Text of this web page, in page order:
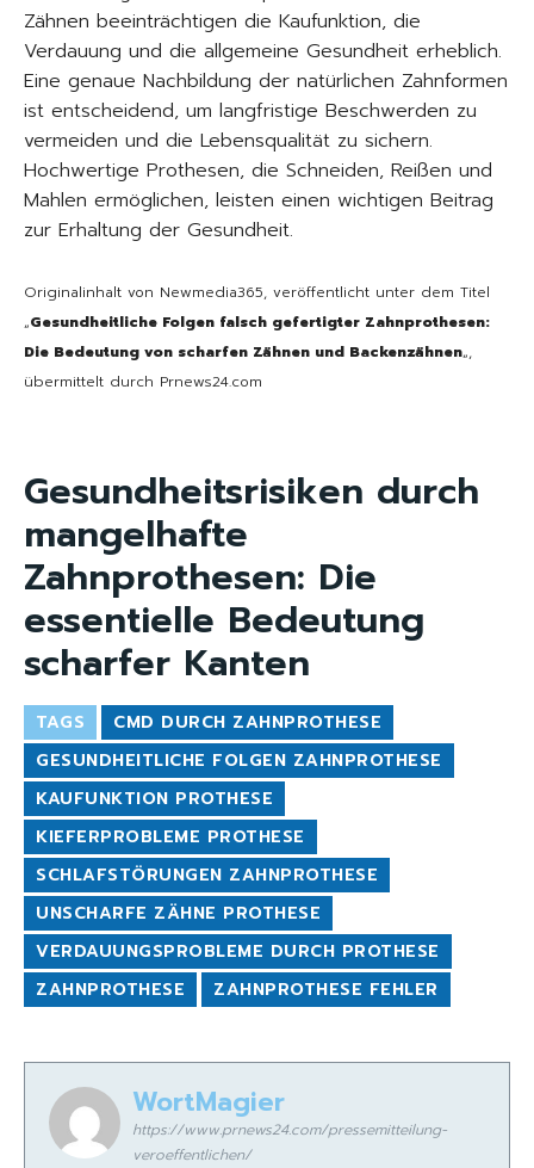
Zähnen beeinträchtigen die Kaufunktion, die
Verdauung und die allgemeine Gesundheit erheblich.
Eine genaue Nachbildung der natürlichen Zahnformen
ist entscheidend, um langfristige Beschwerden zu
vermeiden und die Lebensqualität zu sichern.
Hochwertige Prothesen, die Schneiden, Reißen und
Mahlen ermöglichen, leisten einen wichtigen Beitrag
zur Erhaltung der Gesundheit.
Originalinhalt von Newmedia365, veröffentlicht unter dem Titel
„Gesundheitliche Folgen falsch gefertigter Zahnprothesen:
Die Bedeutung von scharfen Zähnen und Backenzähnen„,
übermittelt durch Prnews24.com
Gesundheitsrisiken durch
mangelhafte
Zahnprothesen: Die
essentielle Bedeutung
scharfer Kanten
TAGS
CMD DURCH ZAHNPROTHESE
GESUNDHEITLICHE FOLGEN ZAHNPROTHESE
KAUFUNKTION PROTHESE
KIEFERPROBLEME PROTHESE
SCHLAFSTÖRUNGEN ZAHNPROTHESE
UNSCHARFE ZÄHNE PROTHESE
VERDAUUNGSPROBLEME DURCH PROTHESE
ZAHNPROTHESE
ZAHNPROTHESE FEHLER
WortMagier
https://www.prnews24.com/pressemitteilung-
veroeffentlichen/